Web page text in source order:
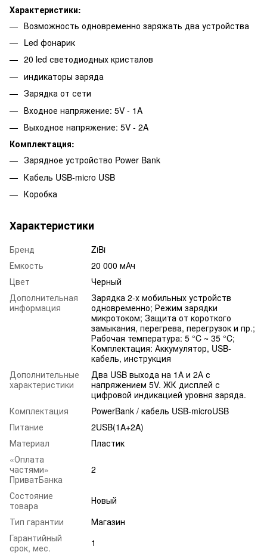
Характеристики:
Возможность одновременно заряжать два устройства
Led фонарик
20 led светодиодных кристалов
индикаторы заряда
Зарядка от сети
Входное напряжение: 5V - 1A
Выходное напряжение: 5V - 2A
Комплектация:
Зарядное устройство Power Bank
Кабель USB-micro USB
Коробка
Характеристики
Бренд
ZiBi
Емкость
20 000 мАч
Цвет
Черный
Дополнительная
информация
Зарядка 2-х мобильных устройств
одновременно; Режим зарядки
микротоком; Защита от короткого
замыкания, перегрева, перегрузок и пр.;
Рабочая температура: 5 °C ~ 35 °C;
Комплектация: Аккумулятор, USB-
кабель, инструкция
Дополнительные
характеристики
Два USB выхода на 1А и 2А с
напряжением 5V. ЖК дисплей с
цифровой индикацией уровня заряда.
Комплектация
PowerBank / кабель USB-microUSB
Питание
2USB(1A+2A)
Материал
Пластик
«Оплата
частями»
ПриватБанка
2
Состояние
товара
Новый
Тип гарантии
Магазин
Гарантийный
срок, мес.
1